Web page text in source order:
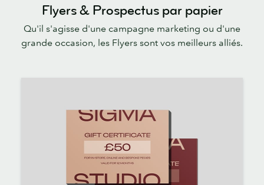
Flyers & Prospectus par papier
Qu'il s'agisse d'une campagne marketing ou d'une
grande occasion, les Flyers sont vos meilleurs alliés.